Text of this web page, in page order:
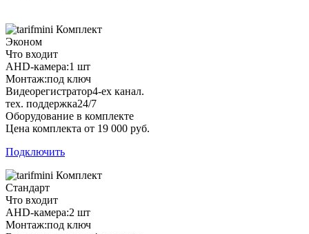
Комплект
Эконом
Что входит
AHD-камера:1 шт
Монтаж:под ключ
Видеорегистратор4-ех канал.
тех. поддержка24/7
Оборудование в комплекте
Цена комплекта от 19 000 руб.
Подключить
Комплект
Стандарт
Что входит
AHD-камера:2 шт
Монтаж:под ключ